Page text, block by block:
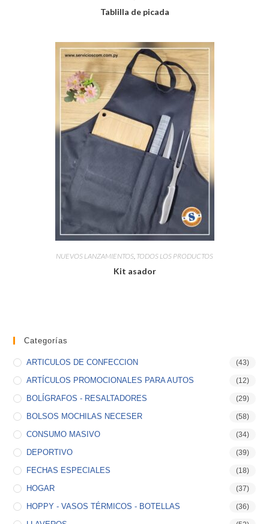
Tablilla de picada
NUEVOS LANZAMIENTOS TODOS LOS PRODUCTOS
Kit asador
Categorías
ARTICULOS DE CONFECCION (43)
ARTÍCULOS PROMOCIONALES PARA AUTOS (12)
BOLÍGRAFOS - RESALTADORES (29)
BOLSOS MOCHILAS NECESER (58)
CONSUMO MASIVO (34)
DEPORTIVO (39)
FECHAS ESPECIALES (18)
HOGAR (37)
HOPPY - VASOS TÉRMICOS - BOTELLAS (36)